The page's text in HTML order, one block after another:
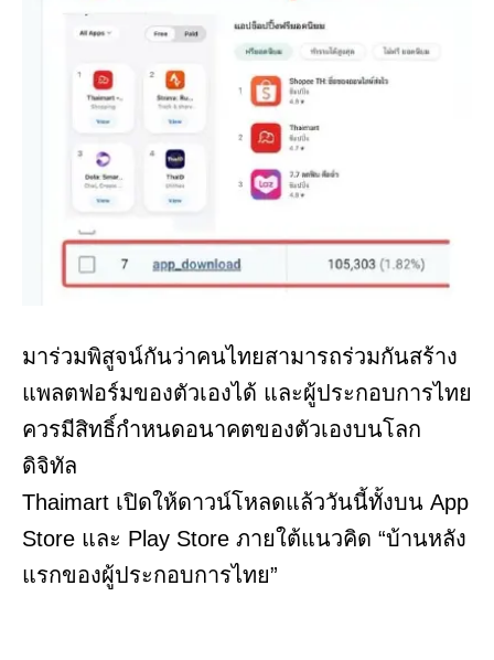
มาร่วมพิสูจน์กันว่าคนไทยสามารถร่วมกันสร้าง
แพลตฟอร์มของตัวเองได้ และผู้ประกอบการไทย
ควรมีสิทธิ์กำหนดอนาคตของตัวเองบนโลก
ดิจิทัล
Thaimart เปิดให้ดาวน์โหลดแล้ววันนี้ทั้งบน App
Store และ Play Store ภายใต้แนวคิด “บ้านหลัง
แรกของผู้ประกอบการไทย”